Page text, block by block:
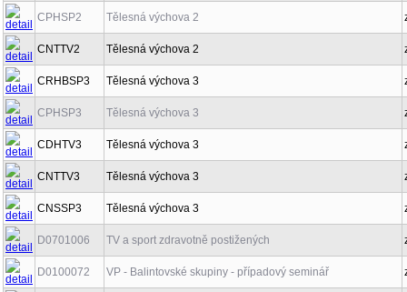
CPHSP2 Tělesná výchova 2
CNTTV2 Tělesná výchova 2
CRHBSP3 Tělesná výchova 3
CPHSP3 Tělesná výchova 3
CDHTV3 Tělesná výchova 3
CNTTV3 Tělesná výchova 3
CNSSP3 Tělesná výchova 3
D0701006 TV a sport zdravotně postižených
D0100072 VP - Balintovské skupiny - případový seminář